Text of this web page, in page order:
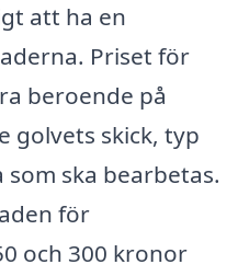
att ha en
Priset för
beroende på
golvets skick, typ
ska bearbetas.
för
och 300 kronor